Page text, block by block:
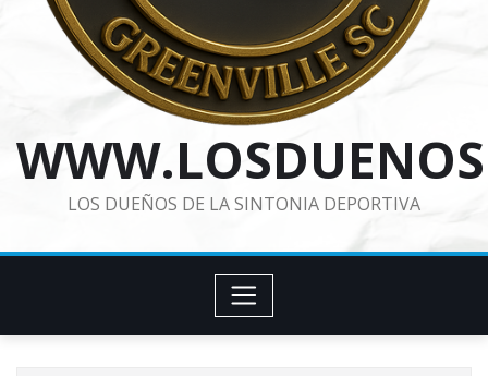
LOS DUEÑOS DE LA SINTONIA DEPORTIVA